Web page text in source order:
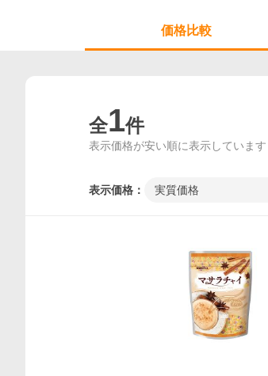
価格比較
全1件
表示価格が安い順に表示しています
表示価格： 実質価格